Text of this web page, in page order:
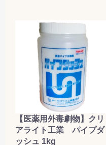
【医薬用外毒劇物】クリ
アライト工業 パイプダ
ッシュ 1kg